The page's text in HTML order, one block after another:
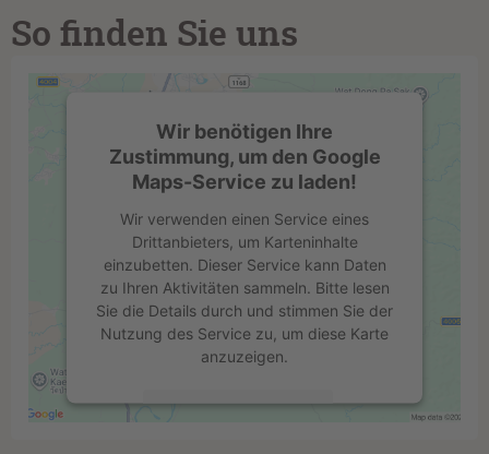
So finden Sie uns
Wir benötigen Ihre
Zustimmung, um den Google
Maps-Service zu laden!
Wir verwenden einen Service eines
Drittanbieters, um Karteninhalte
einzubetten. Dieser Service kann Daten
zu Ihren Aktivitäten sammeln. Bitte lesen
Sie die Details durch und stimmen Sie der
Nutzung des Service zu, um diese Karte
anzuzeigen.
Mehr Informationen